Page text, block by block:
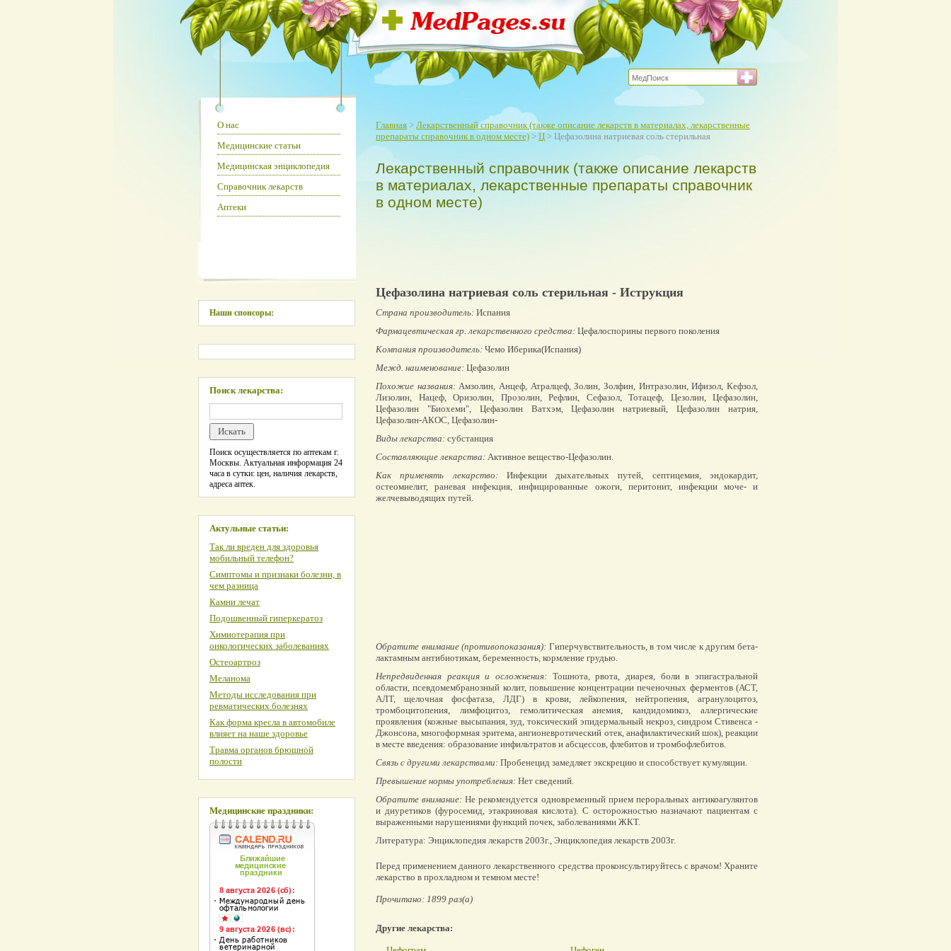
Главная > Лекарственный справочник (также описание лекарств в материалах, лекарственные
препараты справочник в одном месте) > Ц > Цефазолина натриевая соль стерильная
Лекарственный справочник (также описание лекарств
в материалах, лекарственные препараты справочник
в одном месте)
Цефазолина натриевая соль стерильная - Иструкция
Страна производитель: Испания
Фармацевтическая гр. лекарственного средства: Цефалоспорины первого поколения
Компания производитель: Чемо Иберика(Испания)
Межд. наименование: Цефазолин
Похожие названия:Амзолин, Анцеф, Атралцеф, Золин, Золфин, Интразолин, Ифизол, Кефзол,
Лизолин, Нацеф, Оризолин, Прозолин, Рефлин, Сефазол, Тотацеф, Цезолин, Цефазолин,
Цефазолин "Биохеми", Цефазолин Ватхэм, Цефазолин натриевый, Цефазолин натрия,
Цефазолин-АКОС, Цефазолин-
Виды лекарства: субстанция
Составляющие лекарства: Активное вещество-Цефазолин.
Как применять лекарство:Инфекции дыхательных путей, септицемия, эндокардит,
остеомиелит, раневая инфекция, инфицированные ожоги, перитонит, инфекции моче- и
желчевыводящих путей.
Обратите внимание (противопоказания): Гиперчувствительность, в том числе к другим бета-
лактамным антибиотикам, беременность, кормление грудью.
Непредвиденная реакция и осложнения: Тошнота, рвота, диарея, боли в эпигастральной
области, псевдомембранозный колит, повышение концентрации печеночных ферментов (АСТ,
АЛТ, щелочная фосфатаза, ЛДГ) в крови, лейкопения, нейтропения, агранулоцитоз,
тромбоцитопения, лимфоцитоз, гемолитическая анемия, кандидомикоз, аллергические
проявления (кожные высыпания, зуд, токсический эпидермальный некроз, синдром Стивенса -
Джонсона, многоформная эритема, ангионевротический отек, анафилактический шок), реакции
в месте введения: образование инфильтратов и абсцессов, флебитов и тромбофлебитов.
Связь с другими лекарствами: Пробенецид замедляет экскрецию и способствует кумуляции.
Превышение нормы употребления: Нет сведений.
Обратите внимание: Не рекомендуется одновременный прием пероральных антикоагулянтов
и диуретиков (фуросемид, этакриновая кислота). С осторожностью назначают пациентам с
выраженными нарушениями функций почек, заболеваниями ЖКТ.
Литература: Энциклопедия лекарств 2003г., Энциклопедия лекарств 2003г.
Перед применением данного лекарственного средства проконсультируйтесь с врачом! Храните
лекарство в прохладном и темном месте!
Прочитано: 1899 раз(а)
Другие лекарства:
О нас
Медицинские статьи
Медицинская энциклопедия
Справочник лекарств
Аптеки
Наши спонсоры:
Поиск лекарства:
Поиск осуществляется по аптекам г.
Москвы. Актуальная информация 24
часа в сутки: цен, наличия лекарств,
адреса аптек.
Актульные статьи:
Так ли вреден для здоровья
мобильный телефон?
Симптомы и признаки болезни, в
чем разница
Камни лечат
Подошвенный гиперкератоз
Химиотерапия при
онкологических заболеваниях
Остеоартроз
Меланома
Методы исследования при
ревматических болезнях
Как форма кресла в автомобиле
влияет на наше здоровье
Травма органов брюшной
полости
Медицинские праздники: